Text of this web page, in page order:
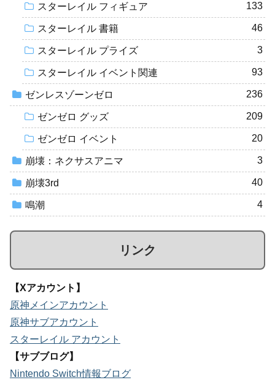
スターレイル フィギュア 133
スターレイル 書籍 46
スターレイル プライズ 3
スターレイル イベント関連 93
ゼンレスゾーンゼロ 236
ゼンゼロ グッズ 209
ゼンゼロ イベント 20
崩壊：ネクサスアニマ 3
崩壊3rd 40
鳴潮 4
リンク
【Xアカウント】
原神メインアカウント
原神サブアカウント
スターレイル アカウント
【サブブログ】
Nintendo Switch情報ブログ